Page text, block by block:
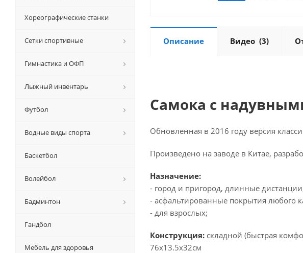
Описание Видео (3)
Самока с
Обновленная в 2016 году версия
Произведено на заводе в Китае,
Назначение:
- город и пригород, длинные
- асфальтированные покрытия любого
- для взрослых;
Конструкция: складной (быстрая
76x13.5x32см
Хореографические станки
Сетки спортивные
Гимнастика и ОФП
Лыжный инвентарь
Футбол
Водные виды спорта
Баскетбол
Волейбол
Бадминтон
Гандбол
Мебель для здоровья